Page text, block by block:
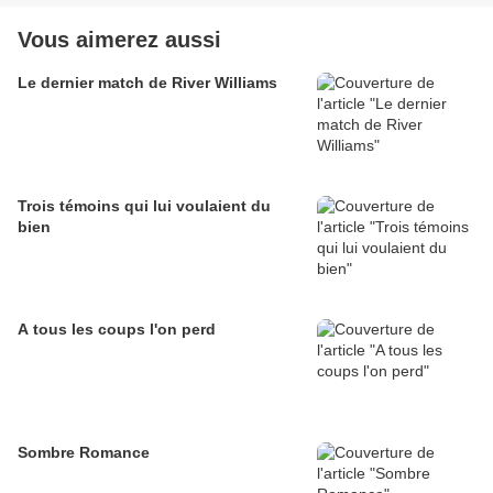
Vous aimerez aussi
Le dernier match de River Williams
Trois témoins qui lui voulaient du
bien
A tous les coups l'on perd
Sombre Romance